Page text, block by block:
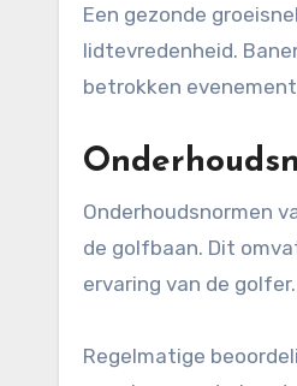
Een gezonde
lidtevredenheid.
betrokken
Onderhoudsnormen
de golfbaan. Dit
ervaring van de golfer.
Regelmatige